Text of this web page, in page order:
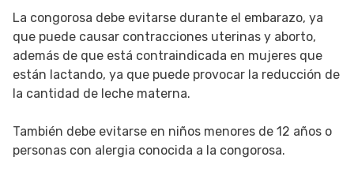
La congorosa debe evitarse durante el embarazo, ya
que puede causar contracciones uterinas y aborto,
además de que está contraindicada en mujeres que
están lactando, ya que puede provocar la reducción de
la cantidad de leche materna.
También debe evitarse en niños menores de 12 años o
personas con alergia conocida a la congorosa.